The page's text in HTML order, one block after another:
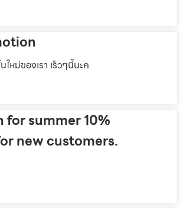
หม่ของเรา เร็วๆนี้นะค
for summer 10%
new customers.